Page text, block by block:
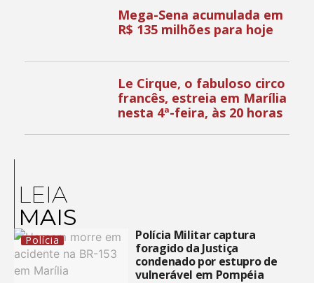
Mega-Sena acumulada em
R$ 135 milhões para hoje
Le Cirque, o fabuloso circo
francês, estreia em Marília
nesta 4ª-feira, às 20 horas
LEIA
MAIS
Polícia
Polícia Militar captura
foragido da Justiça
condenado por estupro de
vulnerável em Pompéia